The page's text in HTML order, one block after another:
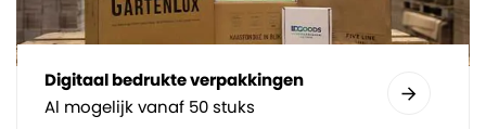
Digitaal bedrukte verpakkingen
Al mogelijk vanaf 50 stuks